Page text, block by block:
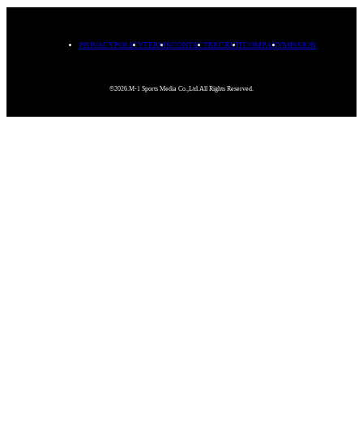
PRIVACYPOLICYTERMSCONTACTRECRUITCOMPANYMISSION
©2026.M-1 Sports Media Co.,Ltd.All Rights Reserved.